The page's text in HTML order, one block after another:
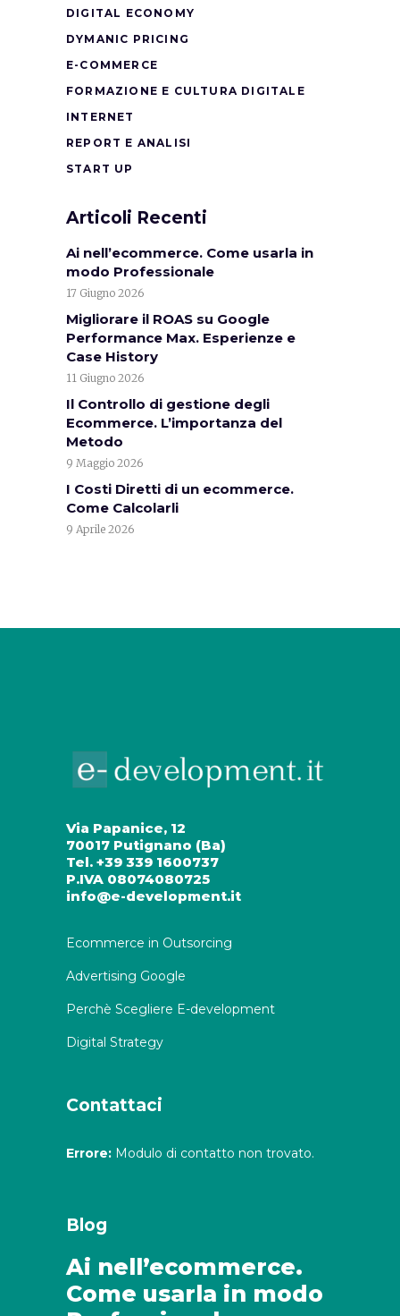
DIGITAL ECONOMY
DYMANIC PRICING
E-COMMERCE
FORMAZIONE E CULTURA DIGITALE
INTERNET
REPORT E ANALISI
START UP
Articoli Recenti
Ai nell’ecommerce. Come usarla in
modo Professionale
17 Giugno 2026
Migliorare il ROAS su Google
Performance Max. Esperienze e
Case History
11 Giugno 2026
Il Controllo di gestione degli
Ecommerce. L’importanza del
Metodo
9 Maggio 2026
I Costi Diretti di un ecommerce.
Come Calcolarli
9 Aprile 2026
Via Papanice, 12
70017 Putignano (Ba)
Tel. +39 339 1600737
P.IVA 08074080725
info@e-development.it
Ecommerce in Outsorcing
Advertising Google
Perchè Scegliere E-development
Digital Strategy
Contattaci
Errore: Modulo di contatto non trovato.
Blog
Ai nell’ecommerce.
Come usarla in modo